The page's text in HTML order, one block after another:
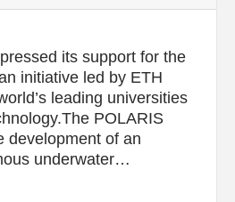
its support for the
initiative led by ETH
leading universities
POLARIS
development of an
underwater…